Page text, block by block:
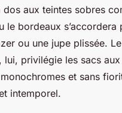
dos aux teintes sobres
le bordeaux s’accordera
ou une jupe plissée.
lui, privilégie les sacs
et sans
intemporel.